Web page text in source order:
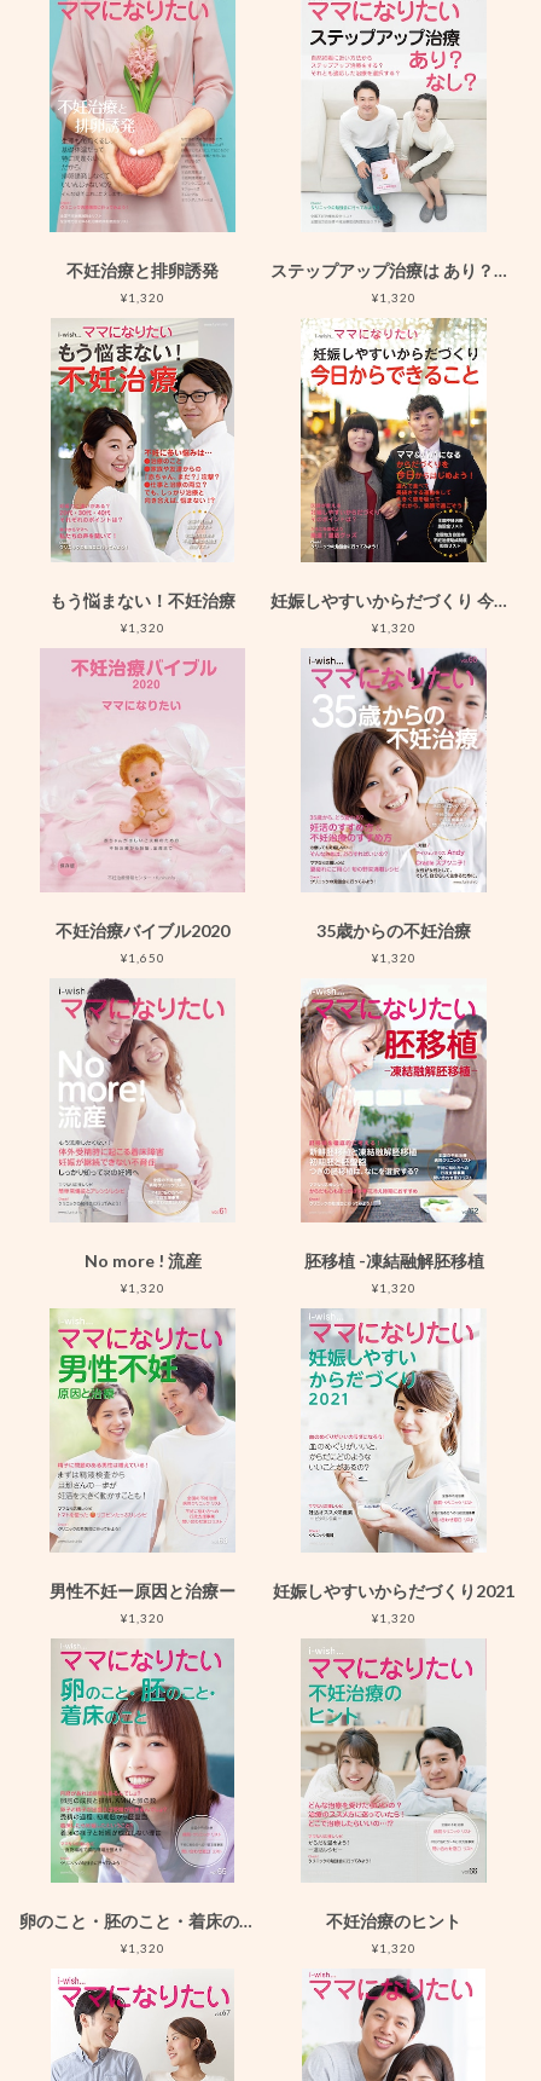
不妊治療と排卵誘発
¥1,320
ステップアップ治療は あり？なし？
¥1,320
もう悩まない！不妊治療
¥1,320
妊娠しやすいからだづくり 今日からできること
¥1,320
不妊治療バイブル2020
¥1,650
35歳からの不妊治療
¥1,320
No more ! 流産
¥1,320
胚移植 -凍結融解胚移植
¥1,320
男性不妊ー原因と治療ー
¥1,320
妊娠しやすいからだづくり2021
¥1,320
卵のこと・胚のこと・着床のこと
¥1,320
不妊治療のヒント
¥1,320